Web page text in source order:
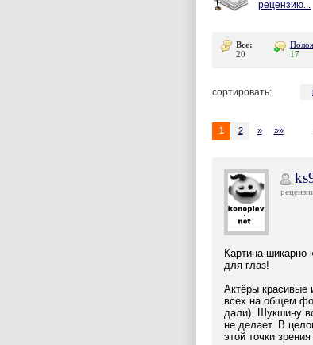
рецензию...
Все:
20
17
сортировать:
1 2 » »»
Картина шикарно
для глаз!
Актёры красивые
всех на общем
дали). Шукшину
не делает. В
этой точки